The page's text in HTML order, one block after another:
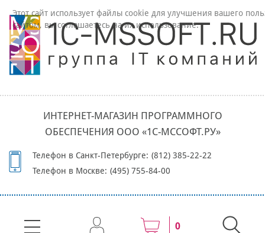
ИНТЕРНЕТ-МАГАЗИН ПРОГРАММНОГО
ОБЕСПЕЧЕНИЯ ООО «1С-МССОФТ.РУ»
Телефон в Санкт-Петербурге: (812) 385-22-22
Телефон в Москве: (495) 755-84-00
0
Этот сайт использует файлы cookie для улучшения вашего
сайтом, вы соглашаетесь на их использование.